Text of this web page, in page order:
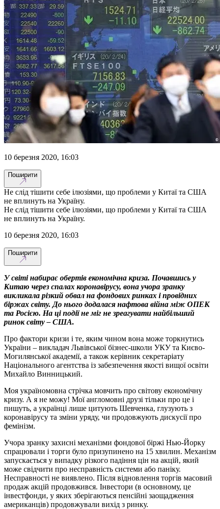
10 березня 2020, 16:03
Поширити
Не слід тішити себе ілюзіями, що проблеми у Китаї та США
не вплинуть на Україну.
Не слід тішити себе ілюзіями, що проблеми у Китаї та США
не вплинуть на Україну.
10 березня 2020, 16:03
Поширити
У світі набирає обертів економічна криза. Почавшись у
Китаю через спалах коронавірусу, вона учора зранку
викликала різкий обвал на фондових ринках і провідних
біржах світу. До нього додалася нафтова війна між ОПЕК
та Росією. На ці події не міг не зреагувати найбільший
ринок світу – США.
Про фактори кризи і те, яким чином вона може торкнутись
України – викладач Львівської бізнес-школи УКУ та Києво-
Могилянської академії, а також керівник секретаріату
Національного агентства із забезпечення якості вищої освіти
Михайло Винницький.
Моя україномовна стрічка мовчить про світову економічну
кризу. А я не можу! Мої англомовні друзі тільки про це і
пишуть, а українці лише цитують Шевченка, глузують з
коронавірусу та зміни уряду, чи продовжують дискусії про
фемінізм.
Учора зранку захисні механізми фондової біржі Нью-Йорку
спрацювали і торги було призупинено на 15 хвилин. Механізм
запускається у випадку різкого падіння цін на акцій, який
може свідчити про несправність системи або паніку.
Несправності не виявлено. Після відновлення торгів масовий
продаж акцій продовжився. Інвестори (в основному, це
інвестфонди, у яких зберігаються пенсійні заощадження
американців) продовжували вихід з ринку.